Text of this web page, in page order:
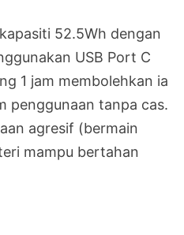
52.5Wh dengan
USB Port C
1 jam membolehkan ia
penggunaan tanpa cas.
agresif (bermain
mampu bertahan